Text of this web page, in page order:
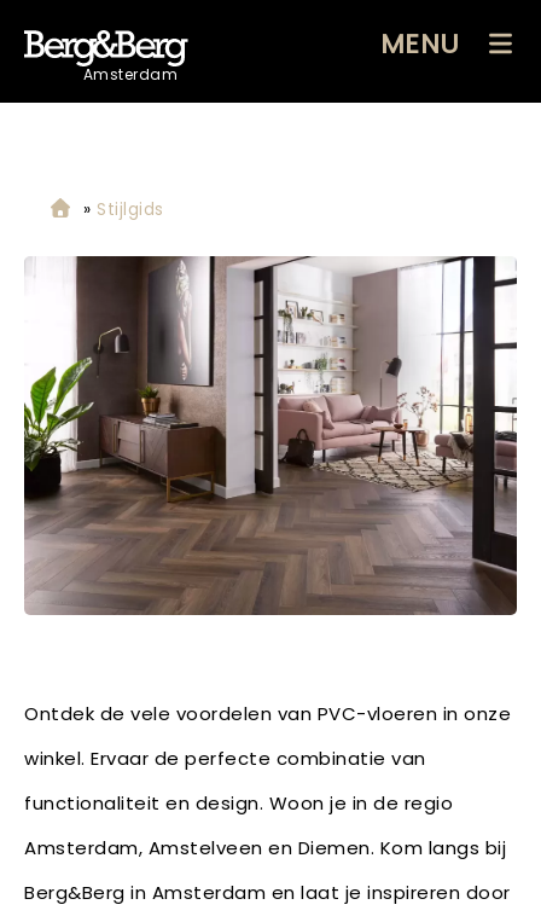
Amsterdam
MENU
» Stijlgids
Ontdek de vele voordelen van PVC-vloeren in onze
winkel. Ervaar de perfecte combinatie van
functionaliteit en design. Woon je in de regio
Amsterdam, Amstelveen en Diemen. Kom langs bij
Berg&Berg in Amsterdam en laat je inspireren door